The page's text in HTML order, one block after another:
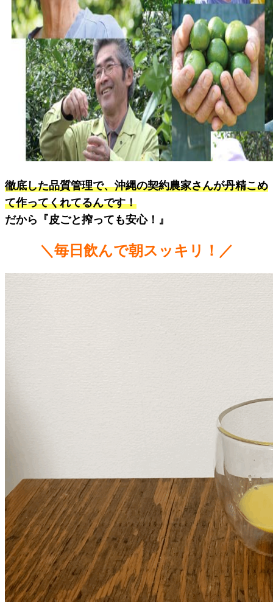
徹底した品質管理で、沖縄の契約農家さんが丹精こめ
て作ってくれてるんです！
だから『皮ごと搾っても安心！』
＼毎日飲んで朝スッキリ！／